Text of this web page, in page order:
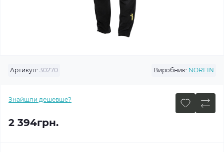
Артикул: 30270 Виробник: NORFIN
Знайшли дешевше?
2 394грн.